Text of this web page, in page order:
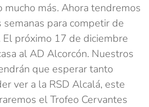
mucho más. Ahora tendremos
para competir de
El próximo 17 de diciembre
al AD Alcorcón. Nuestros
que esperar tanto
ver a la RSD Alcalá, este
el Trofeo Cervantes